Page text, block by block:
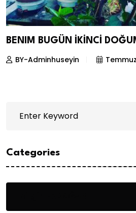
BENIM BUGÜN İKİNCİ
BY-Adminhuseyin
Categories